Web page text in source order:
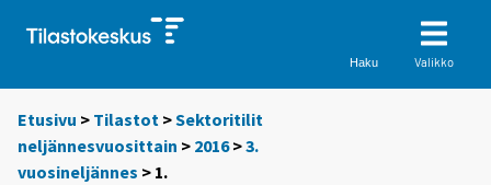
Haku Valikko
Etusivu > Tilastot >Sektoritilit
neljännesvuosittain > 2016>3.
vuosineljännes > 1.